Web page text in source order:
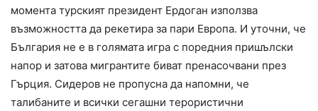
момента турският президент Ердоган използва
възможността да рекетира за пари Европа. И уточни, че
България не е в голямата игра с поредния пришълски
напор и затова мигрантите биват пренасочвани през
Гърция. Сидеров не пропусна да напомни, че
талибаните и всички сегашни терористични